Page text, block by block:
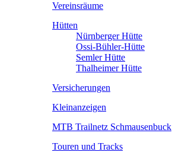
Vereinsräume
Hütten
Nürnberger Hütte
Ossi-Bühler-Hütte
Semler Hütte
Thalheimer Hütte
Versicherungen
Kleinanzeigen
MTB Trailnetz Schmausenbuck
Touren und Tracks